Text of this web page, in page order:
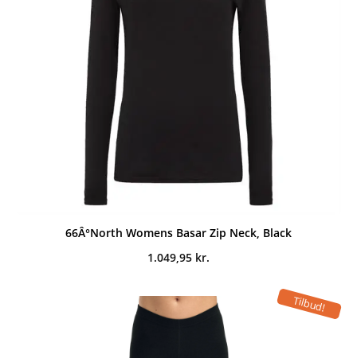
66Â°North Womens Basar Zip Neck, Black
1.049,95 kr.
Tilbud!